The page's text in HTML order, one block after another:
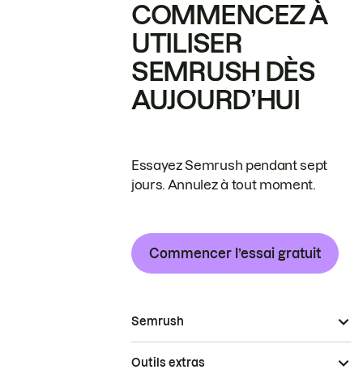
COMMENCEZ À
UTILISER
SEMRUSH DÈS
AUJOURD’HUI
Essayez Semrush pendant sept
jours. Annulez à tout moment.
Commencer l’essai gratuit
Semrush
Outils extras